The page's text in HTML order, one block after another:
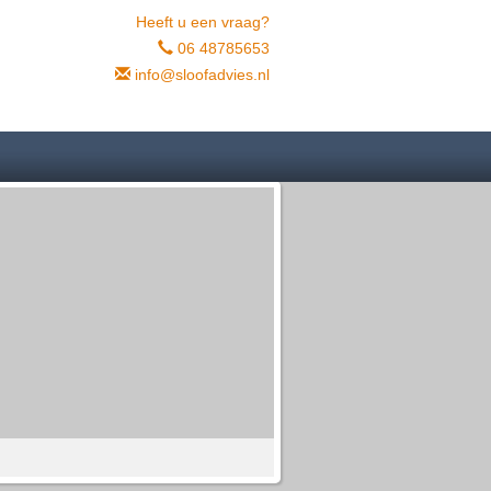
Heeft u een vraag?
06 48785653
info@sloofadvies.nl